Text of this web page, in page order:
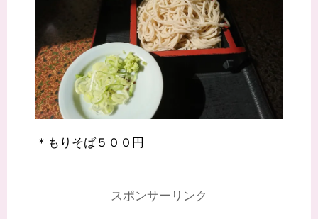
＊もりそば５００円
スポンサーリンク